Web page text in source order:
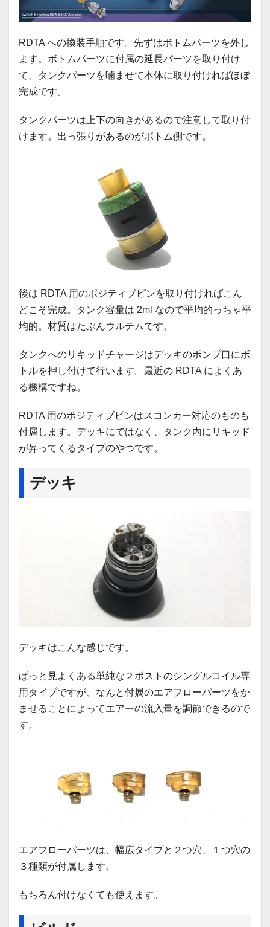
RDTA への換装手順です。先ずはボトムパーツを外し
ます。ボトムパーツに付属の延長パーツを取り付け
て、タンクパーツを噛ませて本体に取り付ければほぼ
完成です。
タンクパーツは上下の向きがあるので注意して取り付
けます。出っ張りがあるのがボトム側です。
後は RDTA 用のポジティブピンを取り付ければこん
どこそ完成。タンク容量は 2ml なので平均的っちゃ平
均的。材質はたぶんウルテムです。
タンクへのリキッドチャージはデッキのポンプ口にボ
トルを押し付けて行います。最近の RDTA によくあ
る機構ですね。
RDTA 用のポジティブピンはスコンカー対応のものも
付属します。デッキにではなく、タンク内にリキッド
が昇ってくるタイプのやつです。
デッキ
デッキはこんな感じです。
ぱっと見よくある単純な２ポストのシングルコイル専
用タイプですが、なんと付属のエアフローパーツをか
ませることによってエアーの流入量を調節できるので
す。
エアフローパーツは、幅広タイプと２つ穴、１つ穴の
３種類が付属します。
もちろん付けなくても使えます。